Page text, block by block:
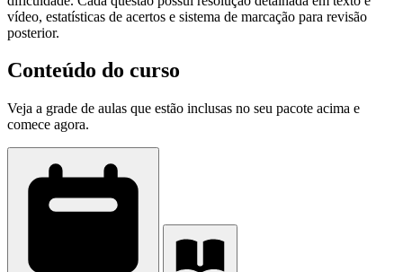
vídeo, estatísticas de acertos e sistema de marcação para revisão
posterior.
Conteúdo do curso
Veja a grade de aulas que estão inclusas no seu pacote acima e
comece agora.